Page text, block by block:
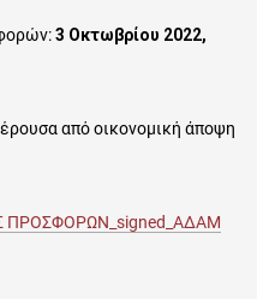
3 Οκτωβρίου 2022,
από οικονομική άποψη